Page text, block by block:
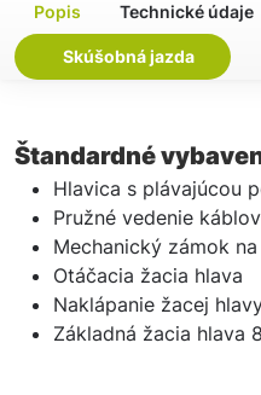
Popis Technické údaje
Skúšobná jazda
Štandardné
Hlavica s plávajúcou
Pružné vedenie káblov
Mechanický zámok
Otáčacia žacia hlava
Naklápanie žacej
Základná žacia hlava